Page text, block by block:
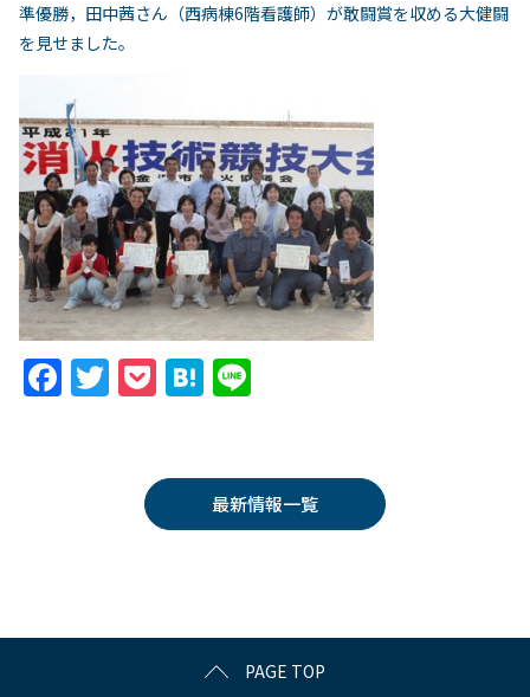
準優勝，田中茜さん（西病棟6階看護師）が敢闘賞を収める大健闘
を見せました。
F
k
T
er
P
k
et
H
n
a
最新情報一覧
PAGE TOP